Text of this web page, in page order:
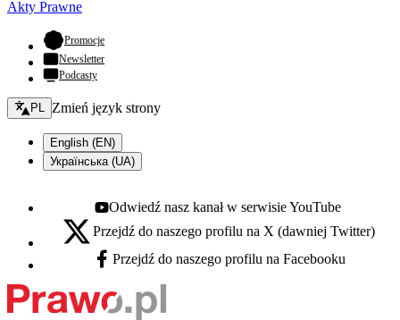
Akty Prawne
Promocje- otwiera się w nowej karcie
Newsletter
Podcasty
Zmień język - bieżący:
PL Zmień język strony
English (EN)
Українська (UA)
Youtube - otwiera się w nowej karcie
Odwiedź nasz kanał w serwisie YouTube
X - otwiera się w nowej karcie
Przejdź do naszego profilu na X (dawniej Twitter)
Facebook - otwiera się w nowej karcie
Przejdź do naszego profilu na Facebooku